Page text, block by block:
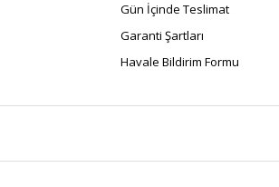
Gün İçinde Teslimat
Garanti Şartları
Havale Bildirim Formu